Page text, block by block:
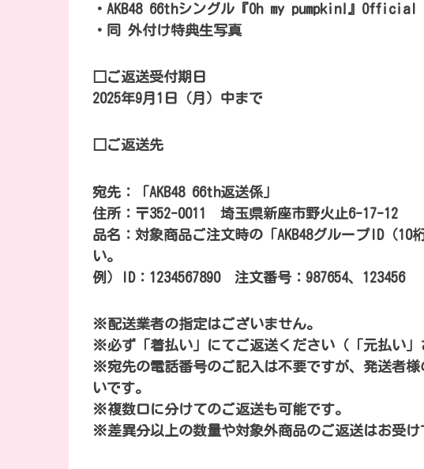
・AKB48 66thシングル『Oh my pumpkin!』Official
・同 外付け特典生写真
□ご返送受付期日
2025年9月1日（月）中まで
□ご返送先
宛先：「AKB48 66th返送係」
住所：〒352-0011 埼玉県新座市野火止6-17-12
品名：対象商品ご注文時の「AKB48グループID（
い。
例）ID：1234567890 注文番号：987654、123456
※配送業者の指定はございません。
※必ず「着払い」にてご返送ください（「元払い」
※宛先の電話番号のご記入は不要ですが、発送者
いです。
※複数口に分けてのご返送も可能です。
※差異分以上の数量や対象外商品のご返送はお受け